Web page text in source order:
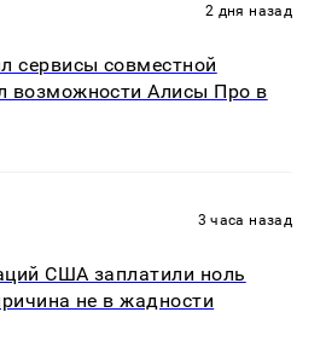
2 дня назад
сервисы совместной
возможности Алисы Про в
3 часа назад
США заплатили ноль
не в жадности